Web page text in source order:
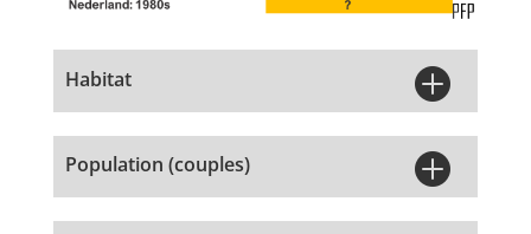
Habitat 
Population (couples) 